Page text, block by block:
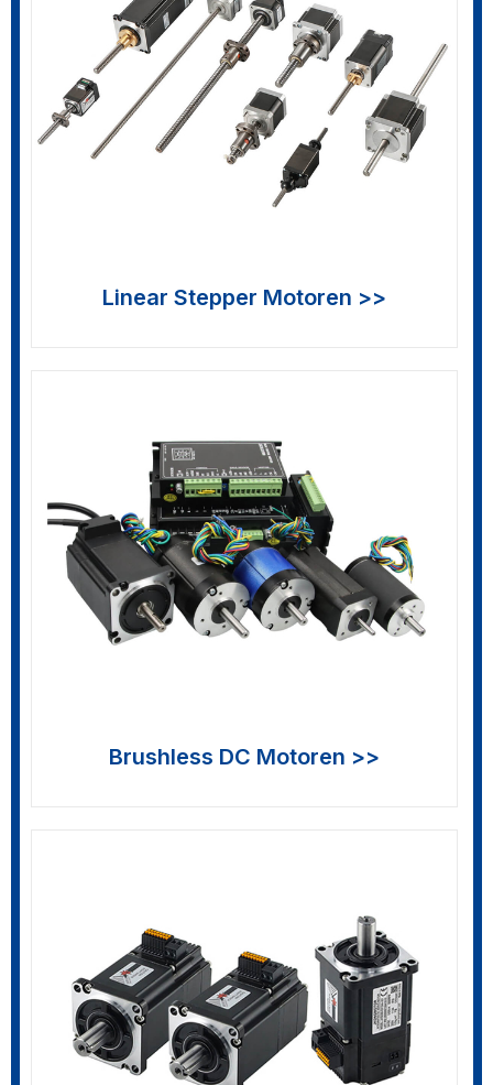
Linear Stepper Motoren >>
Brushless DC Motoren >>